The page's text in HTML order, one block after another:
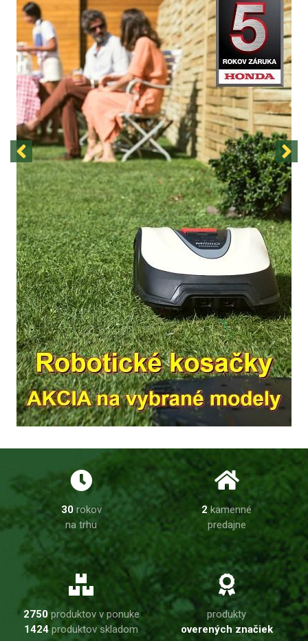
30rokov
na trhu
2 kamenné
predajne
2750produktov v ponuke
1424produktov skladom
produkty
overených značiek